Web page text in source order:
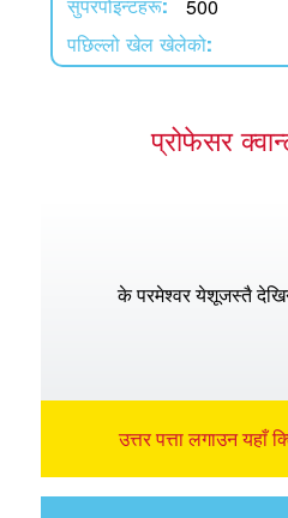
सुपरपोइन्टहरू: 500
पछिल्लो खेल खेलेको:
प्रोफेसर
के परमेश्वर येशूजस्तै
उत्तर पत्ता लगाउन यहाँ